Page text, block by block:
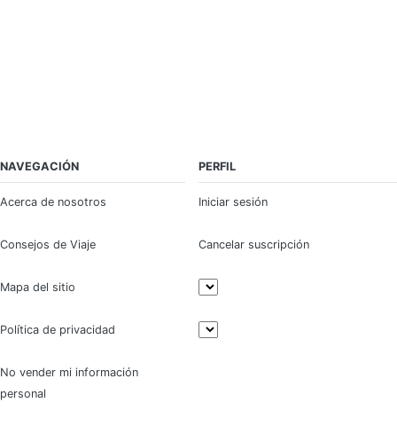
NAVEGACIÓN
Acerca de nosotros
Consejos de Viaje
Mapa del sitio
Política de privacidad
No vender mi información
personal
PERFIL
Iniciar sesión
Cancelar suscripción